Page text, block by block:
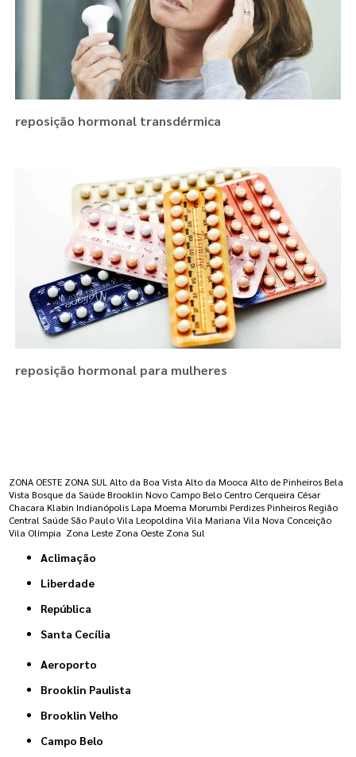
reposição hormonal transdérmica
reposição hormonal para mulheres
ZONA OESTE ZONA SUL Alto da Boa Vista Alto da Mooca Alto de Pinheiros Bela
Vista Bosque da Saúde Brooklin Novo Campo Belo Centro Cerqueira César
Chacara Klabin Indianópolis Lapa Moema Morumbi Perdizes Pinheiros Região
Central Saúde São Paulo Vila Leopoldina Vila Mariana Vila Nova Conceição
Vila Olímpia Zona Leste Zona Oeste Zona Sul
Aclimação
Liberdade
República
Santa Cecília
Aeroporto
Brooklin Paulista
Brooklin Velho
Campo Belo